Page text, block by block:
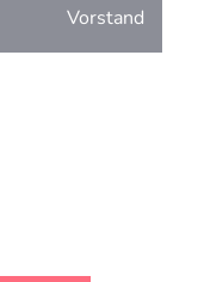
Vorstand